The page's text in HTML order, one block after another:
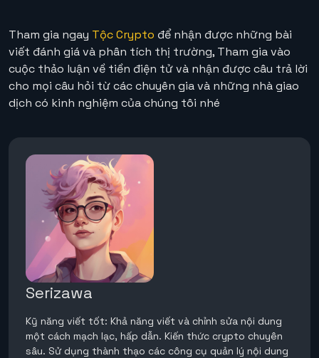
Tham gia ngay Tộc Crypto để nhận được những bài
viết đánh giá và phân tích thị trường, Tham gia vào
cuộc thảo luận về tiền điện tử và nhận được câu trả lời
cho mọi câu hỏi từ các chuyên gia và những nhà giao
dịch có kinh nghiệm của chúng tôi nhé
Serizawa
Kỹ năng viết tốt: Khả năng viết và chỉnh sửa nội dung
một cách mạch lạc, hấp dẫn. Kiến thức crypto chuyên
sâu. Sử dụng thành thạo các công cụ quản lý nội dung